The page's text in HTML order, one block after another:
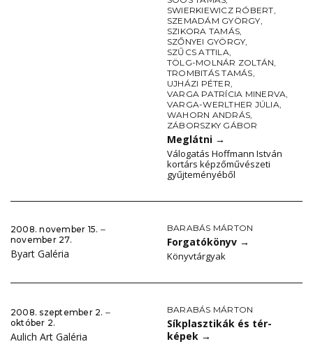
SWIERKIEWICZ RÓBERT,
SZEMADÁM GYÖRGY,
SZIKORA TAMÁS,
SZŐNYEI GYÖRGY,
SZŰCS ATTILA,
TÖLG-MOLNÁR ZOLTÁN,
TROMBITÁS TAMÁS,
UJHÁZI PÉTER,
VARGA PATRÍCIA MINERVA,
VARGA-WERLTHER JÚLIA,
WAHORN ANDRÁS,
ZÁBORSZKY GÁBOR
Meglátni →
Válogatás Hoffmann István
kortárs képzőművészeti
gyűjteményéből
2008. november 15. ‒
november 27.
Byart Galéria
BARABÁS MÁRTON
Forgatókönyv →
Könyvtárgyak
2008. szeptember 2. ‒
október 2.
Aulich Art Galéria
BARABÁS MÁRTON
Síkplasztikák és tér-
képek →